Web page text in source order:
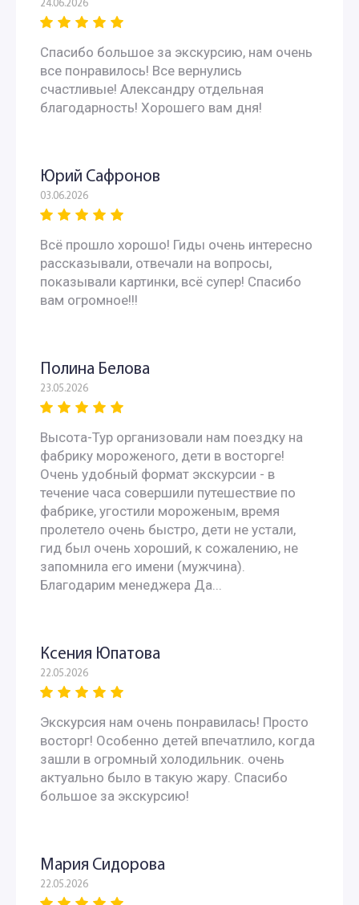
Экскурсии для старшеклассников
Выездные экскурсии для школьников
Интересные
Экскурсии для школьников
24.06.2026
Спасибо большое за экскурсию, нам очень
все понравилось! Все вернулись
счастливые! Александру отдельная
благодарность! Хорошего вам дня!
Юрий Сафронов
03.06.2026
Всё прошло хорошо! Гиды очень интересно
рассказывали, отвечали на вопросы,
показывали картинки, всё супер! Спасибо
вам огромное!!!
Полина Белова
23.05.2026
Высота-Тур организовали нам поездку на
фабрику мороженого, дети в восторге!
Очень удобный формат экскурсии - в
течение часа совершили путешествие по
фабрике, угостили мороженым, время
пролетело очень быстро, дети не устали,
гид был очень хороший, к сожалению, не
запомнила его имени (мужчина).
Благодарим менеджера Да...
Ксения Юпатова
22.05.2026
Экскурсия нам очень понравилась! Просто
восторг! Особенно детей впечатлило, когда
зашли в огромный холодильник. очень
актуально было в такую жару. Спасибо
большое за экскурсию!
Мария Сидорова
22.05.2026